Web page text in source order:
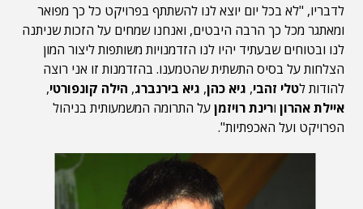
לדבריו, "לא בכל יום יוצא לנו להשתתף בפרויקט כל כך מפואר
ומאתגר מכל כך הרבה היבטים, ואנחנו שמחים על הזכות שניתנה
לנו ובטוחים שבעתיד יהיו לנו הזדמנויות משותפות ליצור המון
הצלחות על בסיס התשתית שהטמענו. בהזדמנות זו אני רוצה
להודות לטלי זהבי, גיא כהן, גיא בירנברג, הילה קונפורטי,
איילת אהרון ורינת רויזמןעל התרומה המשמעותית בניהול
הפרויקט ועל האכפתיות".